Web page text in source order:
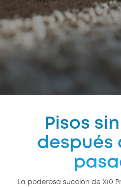
Pisos
después
La poderosa succión de X10